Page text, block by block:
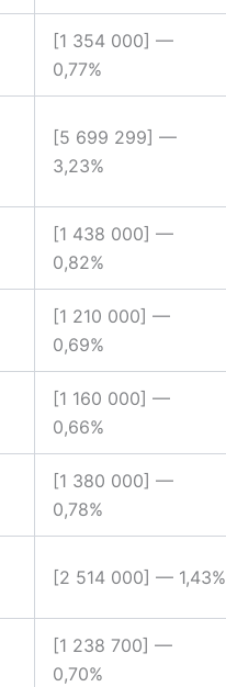
[1 354 000] —
0,77%
[5 699 299] —
3,23%
[1 438 000] —
0,82%
[1 210 000] —
0,69%
[1 160 000] —
0,66%
[1 380 000] —
0,78%
[2 514 000] — 1,43%
[1 238 700] —
0,70%